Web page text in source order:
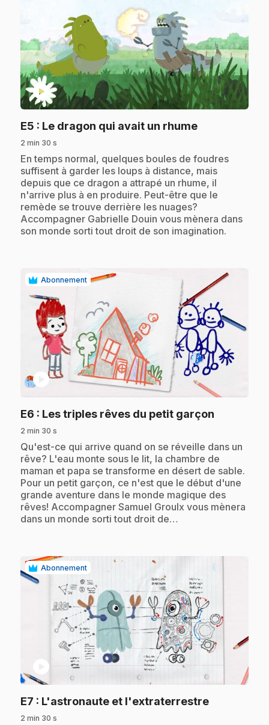
play_circle
E5 : Le dragon qui avait un rhume.
2 min 30 s
.En temps normal, quelques boules de foudres
suffisent à garder les loups à distance, mais
depuis que ce dragon a attrapé un rhume, il
n'arrive plus à en produire. Peut-être que le
remède se trouve derrière les nuages?
Accompagner Gabrielle Douin vous mènera dans
son monde sorti tout droit de son imagination.
Abonnement
play_circle
E6 : Les triples rêves du petit garçon
2 min 30 s
.Qu'est-ce qui arrive quand on se réveille dans un
rêve? L'eau monte sous le lit, la chambre de
maman et papa se transforme en désert de sable.
Pour un petit garçon, ce n'est que le début d'une
grande aventure dans le monde magique des
rêves! Accompagner Samuel Groulx vous mènera
dans un monde sorti tout droit de…
Abonnement
play_circle
E7 : L'astronaute et l'extraterrestre.
2 min 30 s